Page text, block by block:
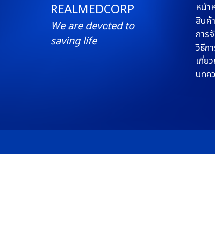
REALMEDCORP
We are devoted to
saving life
หน้า
สินค้
การ
วิธีกา
เกี่ย
บทค